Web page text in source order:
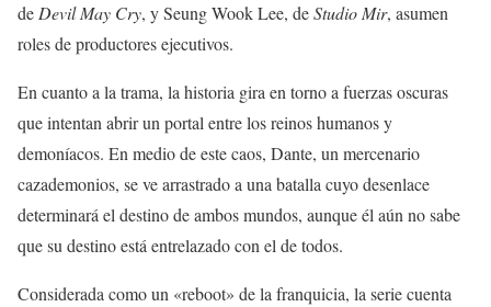
deDevil May Cry, y Seung Wook Lee, deStudio Mir, asumen
roles de productores ejecutivos.
En cuanto a la trama, la historia gira en torno a fuerzas oscuras
que intentan abrir un portal entre los reinos humanos y
demoníacos. En medio de este caos, Dante, un mercenario
cazademonios, se ve arrastrado a una batalla cuyo desenlace
determinará el destino de ambos mundos, aunque él aún no sabe
que su destino está entrelazado con el de todos.
Considerada como un «reboot» de la franquicia, la serie cuenta